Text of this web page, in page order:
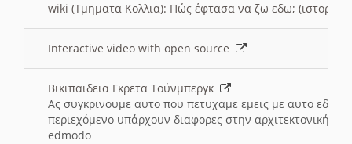
wiki (Τμηματα Κολλια): Πώς έφτασα να ζω εδω; (ιστορια)
Interactive video with open source
Βικιπαιδεια Γκρετα Τούνμπεργκ
Ας συγκρινουμε αυτο που πετυχαμε εμεις με αυτο εδω
περιεχόμενο υπάρχουν διαφορες στην αρχιτεκτονική
edmodo